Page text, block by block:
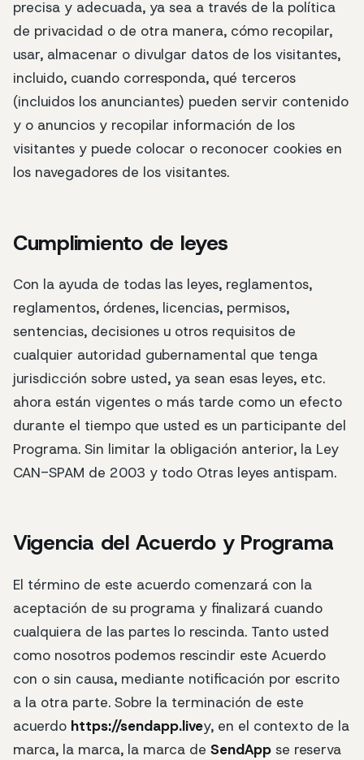
precisa y adecuada, ya sea a través de la política
de privacidad o de otra manera, cómo recopilar,
usar, almacenar o divulgar datos de los visitantes,
incluido, cuando corresponda, qué terceros
(incluidos los anunciantes) pueden servir contenido
y o anuncios y recopilar información de los
visitantes y puede colocar o reconocer cookies en
los navegadores de los visitantes.
Cumplimiento de leyes
Con la ayuda de todas las leyes, reglamentos,
reglamentos, órdenes, licencias, permisos,
sentencias, decisiones u otros requisitos de
cualquier autoridad gubernamental que tenga
jurisdicción sobre usted, ya sean esas leyes, etc.
ahora están vigentes o más tarde como un efecto
durante el tiempo que usted es un participante del
Programa. Sin limitar la obligación anterior, la Ley
CAN-SPAM de 2003 y todo Otras leyes antispam.
Vigencia del Acuerdo y Programa
El término de este acuerdo comenzará con la
aceptación de su programa y finalizará cuando
cualquiera de las partes lo rescinda. Tanto usted
como nosotros podemos rescindir este Acuerdo
con o sin causa, mediante notificación por escrito
a la otra parte. Sobre la terminación de este
acuerdo https://sendapp.livey, en el contexto de la
marca, la marca, la marca de SendApp se reserva